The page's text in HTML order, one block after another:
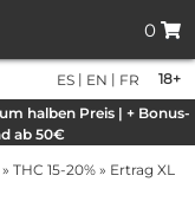
0
18+
ES | EN | FR
halben Preis | + Bonus-
ab 50€
» THC 15-20% » Ertrag XL